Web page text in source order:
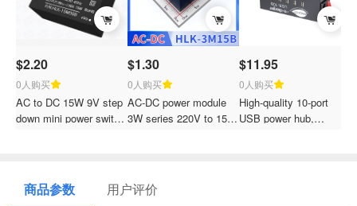
$2.20
0人购买
AC to DC 15W 9V step
down mini power switch
$1.30
0人购买
AC-DC power module
3W series 220V to 15V
3M15B
$11.95
0人购买
High-quality 10-port
USB power hub,
商品参数 用户评价